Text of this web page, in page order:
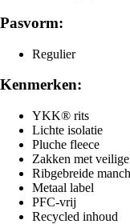
Pasvorm:
Regulier
Kenmerken:
YKK® rits
Lichte isolatie
Pluche fleece
Zakken met
Ribgebreide
Metaal label
PFC-vrij
Recycled inhoud